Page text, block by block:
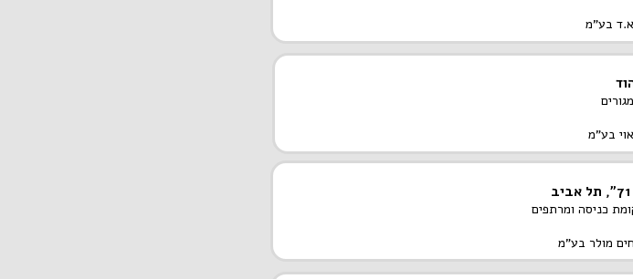
בע"מ
בע"מ
כניסה ומרתפים
מולר בע"מ